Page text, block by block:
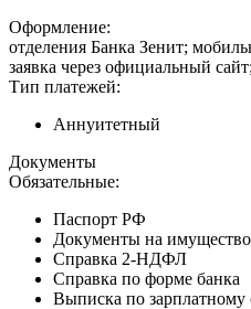
Оформление:
отделения Банка Зенит;
заявка через официальный сайт;
Тип платежей:
Аннуитетный
Документы
Обязательные:
Паспорт РФ
Документы на имущество
Справка 2-НДФЛ
Справка по форме банка
Выписка по зарплатному